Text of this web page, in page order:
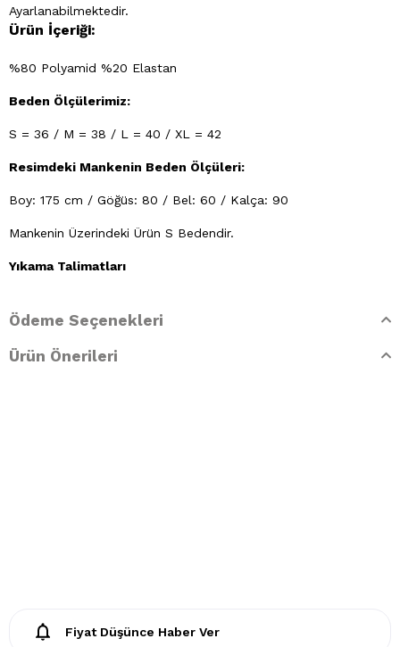
Ayarlanabilmektedir.
Ürün İçeriği:
%80 Polyamid %20 Elastan
Beden Ölçülerimiz:
S = 36 / M = 38 / L = 40 / XL = 42
Resimdeki Mankenin Beden Ölçüleri:
Boy: 175 cm / Göğüs: 80 / Bel: 60 / Kalça: 90
Mankenin Üzerindeki Ürün S Bedendir.
Yıkama Talimatları
Ödeme Seçenekleri
Ürün Önerileri
Fiyat Düşünce Haber Ver